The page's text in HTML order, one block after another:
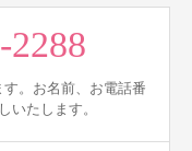
2288
。お名前、お電話番
いたします。